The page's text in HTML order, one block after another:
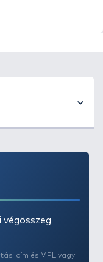
cím és MPL vagy